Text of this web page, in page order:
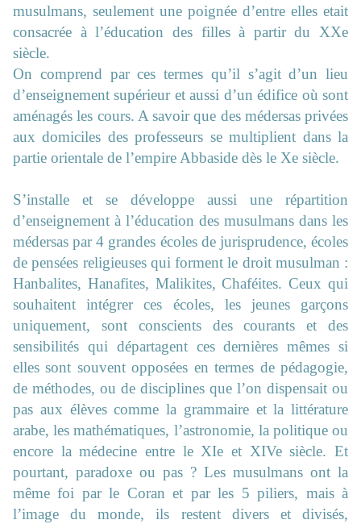
musulmans, seulement une poignée d’entre elles etait
consacrée à l’éducation des filles à partir du XXe
siècle.
On comprend par ces termes qu’il s’agit d’un lieu
d’enseignement supérieur et aussi d’un édifice où sont
aménagés les cours. A savoir que des médersas privées
aux domiciles des professeurs se multiplient dans la
partie orientale de l’empire Abbaside dès le Xe siècle.
S’installe et se développe aussi une répartition
d’enseignement à l’éducation des musulmans dans les
médersas par 4 grandes écoles de jurisprudence, écoles
de pensées religieuses qui forment le droit musulman :
Hanbalites, Hanafites, Malikites, Chaféites. Ceux qui
souhaitent intégrer ces écoles, les jeunes garçons
uniquement, sont conscients des courants et des
sensibilités qui départagent ces dernières mêmes si
elles sont souvent opposées en termes de pédagogie,
de méthodes, ou de disciplines que l’on dispensait ou
pas aux élèves comme la grammaire et la littérature
arabe, les mathématiques, l’astronomie, la politique ou
encore la médecine entre le XIe et XIVe siècle. Et
pourtant, paradoxe ou pas ? Les musulmans ont la
même foi par le Coran et par les 5 piliers, mais à
l’image du monde, ils restent divers et divisés,